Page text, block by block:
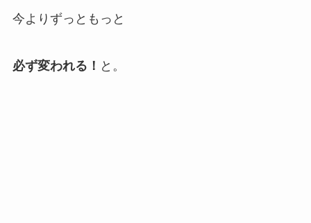
今よりずっともっと
必ず変われる！ と。